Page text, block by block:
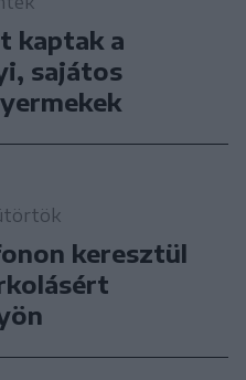
kaptak a
sajátos
keresztül